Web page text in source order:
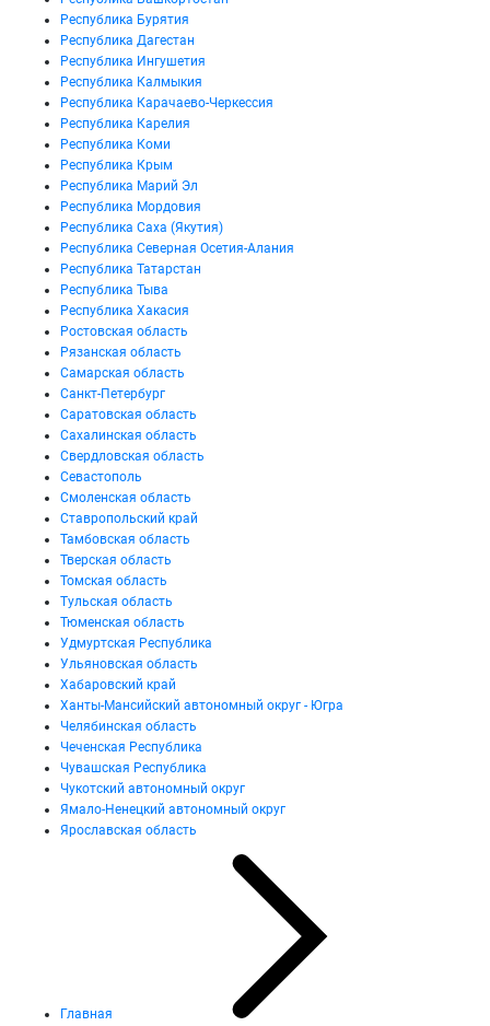
Республика Бурятия
Республика Дагестан
Республика Ингушетия
Республика Калмыкия
Республика Карачаево-Черкессия
Республика Карелия
Республика Коми
Республика Крым
Республика Марий Эл
Республика Мордовия
Республика Саха (Якутия)
Республика Северная Осетия-Алания
Республика Татарстан
Республика Тыва
Республика Хакасия
Ростовская область
Рязанская область
Самарская область
Санкт-Петербург
Саратовская область
Сахалинская область
Свердловская область
Севастополь
Смоленская область
Ставропольский край
Тамбовская область
Тверская область
Томская область
Тульская область
Тюменская область
Удмуртская Республика
Ульяновская область
Хабаровский край
Ханты-Мансийский автономный округ - Югра
Челябинская область
Чеченская Республика
Чувашская Республика
Чукотский автономный округ
Ямало-Ненецкий автономный округ
Ярославская область
Главная